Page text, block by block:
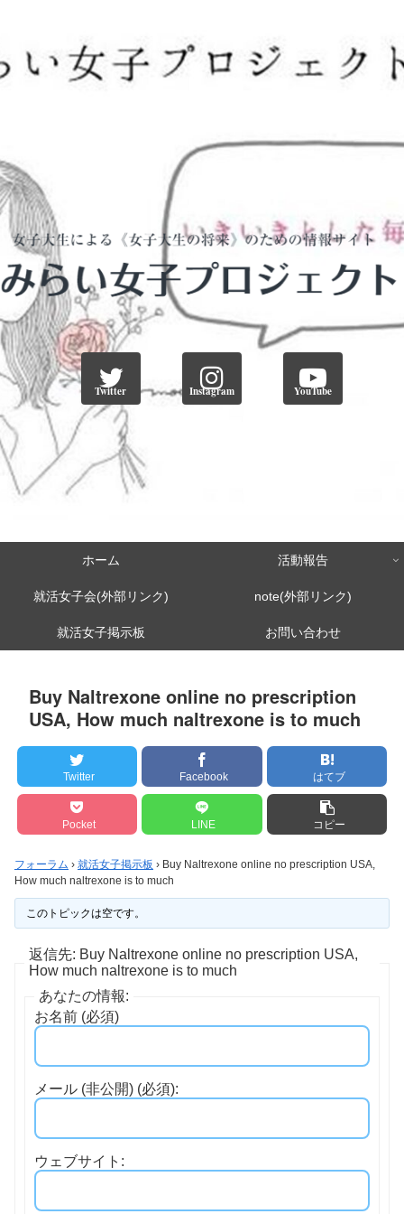
Twitter Instagram YouTube
ホーム 活動報告
就活女子会(外部リンク) note(外部リンク)
就活女子掲示板 お問い合わせ
Buy Naltrexone online no prescription
USA, How much naltrexone is to much
Twitter Facebook はてブ
Pocket LINE コピー
フォーラム › 就活女子掲示板 › Buy Naltrexone online no prescription USA,
How much naltrexone is to much
このトピックは空です。
返信先: Buy Naltrexone online no prescription USA,
How much naltrexone is to much
あなたの情報:
お名前 (必須)
メール (非公開) (必須):
ウェブサイト: